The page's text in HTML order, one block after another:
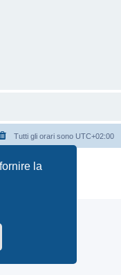
la
Tutti gli orari sono UTC+02:00
Limited